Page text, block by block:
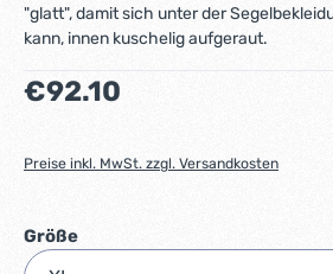
"glatt", damit sich unter der
kann, innen kuschelig aufgeraut.
Regulärer Preis:
€92.10
Preise inkl. MwSt. zzgl. Versandkosten
Größeauswählen